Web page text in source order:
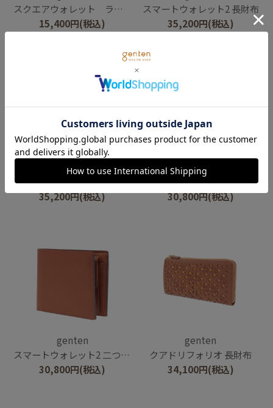
スクエアウォレット ラウンドコインケース
15,400円(税込)
スマートウォレット2 長財布
35,200円(税込)
genten
スマートウォレット2 長財布
35,200円(税込)
genten
スマートウォレット2 二つ折り財布
30,800円(税込)
genten
スマートウォレット2 二つ折り財布
30,800円(税込)
genten
クアドリフォリオ 長財布
34,100円(税込)